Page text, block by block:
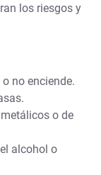
los riesgos y
no enciende.
o de
alcohol o